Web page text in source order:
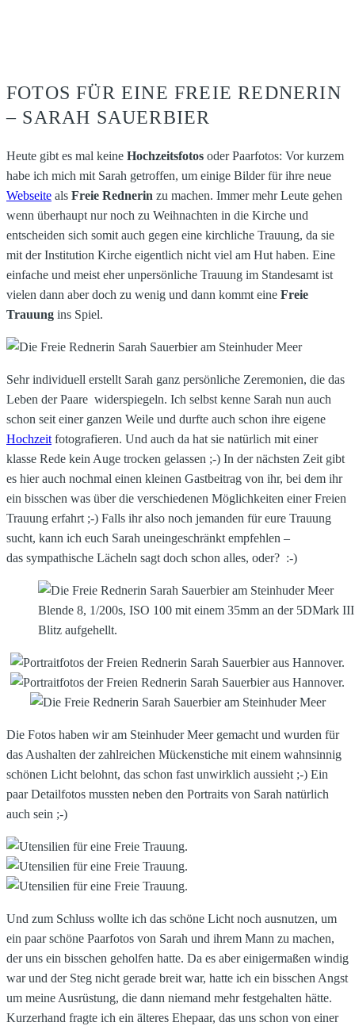
FOTOS FÜR EINE FREIE REDNERIN
– SARAH SAUERBIER
Heute gibt es mal keine Hochzeitsfotos oder Paarfotos: Vor kurzem
habe ich mich mit Sarah getroffen, um einige Bilder für ihre neue
Webseite als Freie Rednerin zu machen. Immer mehr Leute gehen
wenn überhaupt nur noch zu Weihnachten in die Kirche und
entscheiden sich somit auch gegen eine kirchliche Trauung, da sie
mit der Institution Kirche eigentlich nicht viel am Hut haben. Eine
einfache und meist eher unpersönliche Trauung im Standesamt ist
vielen dann aber doch zu wenig und dann kommt eine Freie
Trauung ins Spiel.
Sehr individuell erstellt Sarah ganz persönliche Zeremonien, die das
Leben der Paare widerspiegeln. Ich selbst kenne Sarah nun auch
schon seit einer ganzen Weile und durfte auch schon ihre eigene
Hochzeit fotografieren. Und auch da hat sie natürlich mit einer
klasse Rede kein Auge trocken gelassen ;-) In der nächsten Zeit gibt
es hier auch nochmal einen kleinen Gastbeitrag von ihr, bei dem ihr
ein bisschen was über die verschiedenen Möglichkeiten einer Freien
Trauung erfahrt ;-) Falls ihr also noch jemanden für eure Trauung
sucht, kann ich euch Sarah uneingeschränkt empfehlen –
das sympathische Lächeln sagt doch schon alles, oder? :-)
Blende 8, 1/200s, ISO 100 mit einem 35mm an der 5DMark
Blitz aufgehellt.
Die Fotos haben wir am Steinhuder Meer gemacht und wurden für
das Aushalten der zahlreichen Mückenstiche mit einem wahnsinnig
schönen Licht belohnt, das schon fast unwirklich aussieht ;-) Ein
paar Detailfotos mussten neben den Portraits von Sarah natürlich
auch sein ;-)
Und zum Schluss wollte ich das schöne Licht noch ausnutzen, um
ein paar schöne Paarfotos von Sarah und ihrem Mann zu machen,
der uns ein bisschen geholfen hatte. Da es aber einigermaßen windig
war und der Steg nicht gerade breit war, hatte ich ein bisschen Angst
um meine Ausrüstung, die dann niemand mehr festgehalten hätte.
Kurzerhand fragte ich ein älteres Ehepaar, das uns schon von einer